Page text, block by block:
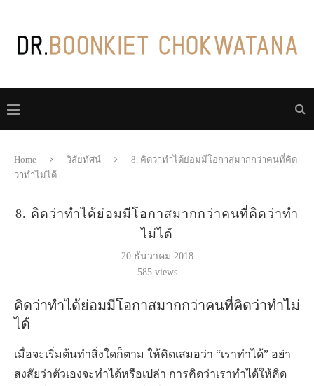
Home วิสัยทัศน์
8. คิดว่าทำได้ย่อมมีโอกาสมากกว่าคนที่คิด
ว่าทำไม่ได้
8. คิดว่าทำได้ย่อมมีโอกาสมากกว่าคนที่คิดว่าทำ
ไม่ได้
20 ธันวาคม 2018
585views
คิดว่าทำได้ย่อมมีโอกาสมากกว่าคนที่คิดว่าทำไม่
ได้
เมื่อจะเริ่มต้นทำสิ่งใดก็ตาม ให้คิดเสมอว่า “เราทำได้” อย่า
สงสัยว่าตัวเองจะทำได้หรือเปล่า การคิดว่าเราทำได้ให้คิด